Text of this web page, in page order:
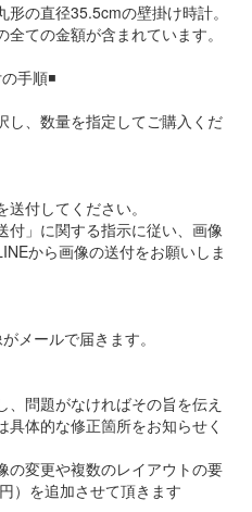
の直径35.5cmの壁掛け時計。
ての金額が含まれています。
手順◾️
し、数量を指定してご購入くだ
付してください。
付」に関する指示に従い、画像
から画像の送付をお願いしま
メールで届きます。
問題がなければその旨を伝え
体的な修正箇所をお知らせく
の変更や複数のレイアウトの要
）を追加させて頂きます